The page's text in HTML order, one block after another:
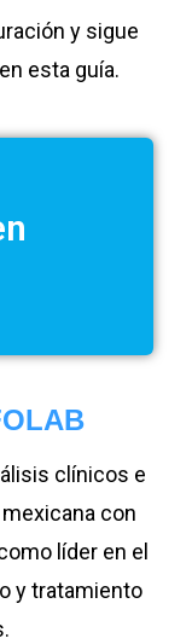
y sigue
esta guía.
clínicos e
con
líder en el
y tratamiento